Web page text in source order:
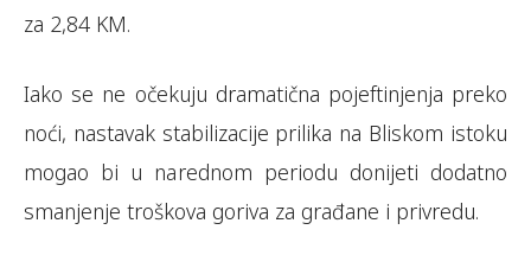
za 2,84 KM.
Iako se ne očekuju dramatična pojeftinjenja preko
noći, nastavak stabilizacije prilika na Bliskom istoku
mogao bi u narednom periodu donijeti dodatno
smanjenje troškova goriva za građane i privredu.